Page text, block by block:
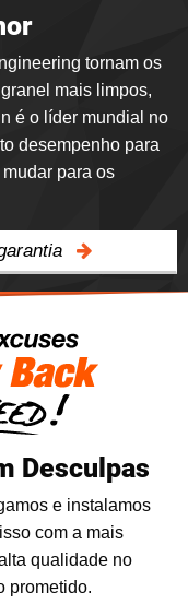
tornam os
mais limpos,
é o líder mundial no
desempenho para
para os
Desculpas
e instalamos
com a mais
qualidade no
prometido.